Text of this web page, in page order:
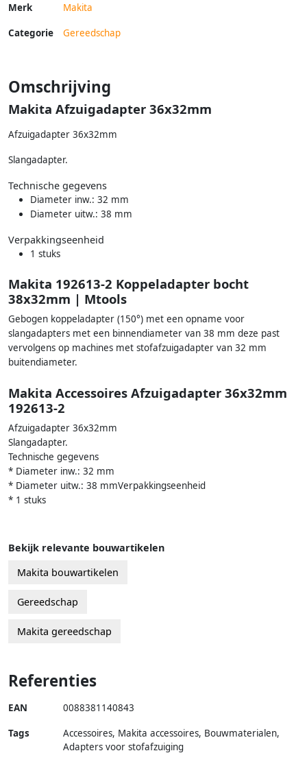
Merk Makita
Categorie Gereedschap
Omschrijving
Makita Afzuigadapter 36x32mm
Afzuigadapter 36x32mm
Slangadapter.
Technische gegevens
Diameter inw.: 32 mm
Diameter uitw.: 38 mm
Verpakkingseenheid
1 stuks
Makita 192613-2 Koppeladapter bocht
38x32mm | Mtools
Gebogen koppeladapter (150°) met een opname voor
slangadapters met een binnendiameter van 38 mm deze past
vervolgens op machines met stofafzuigadapter van 32 mm
buitendiameter.
Makita Accessoires Afzuigadapter 36x32mm
192613-2
Afzuigadapter 36x32mm
Slangadapter.
Technische gegevens
* Diameter inw.: 32 mm
* Diameter uitw.: 38 mmVerpakkingseenheid
* 1 stuks
Bekijk relevante bouwartikelen
Makita bouwartikelen
Gereedschap
Makita gereedschap
Referenties
EAN 0088381140843
Tags
Accessoires, Makita accessoires, Bouwmaterialen,
Adapters voor stofafzuiging